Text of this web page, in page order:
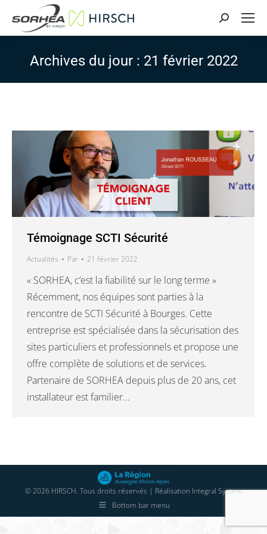
Search:
Archives du jour : 21 février 2022
Témoignage SCTI Sécurité
Actualités Par 21 février 2022
« SORHEA, c’est la fiabilité sur le long terme »
Récemment, nos équipes sont parties à la
rencontre de SCTI Sécurité à Bourges. Cette
entreprise est spécialisée dans la sécurisation des
sites particuliers et professionnels et propose une
offre complète de solutions et de services.
Partenaire de SORHEA depuis plus de 20 ans, cet
installateur est familier…
© 2026 HIRSCH. Tous droits réservés | Réalisation Integral System
Bottom bar menu